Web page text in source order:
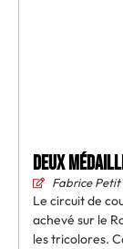
Deux
Fabrice Petit
Le circuit de
achevé sur le
les tricolores.